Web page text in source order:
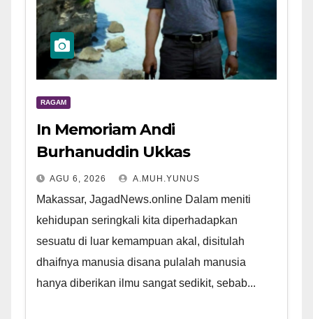
RAGAM
In Memoriam Andi
Burhanuddin Ukkas
AGU 6, 2026 A.MUH.YUNUS
Makassar, JagadNews.online Dalam meniti
kehidupan seringkali kita diperhadapkan
sesuatu di luar kemampuan akal, disitulah
dhaifnya manusia disana pulalah manusia
hanya diberikan ilmu sangat sedikit, sebab...